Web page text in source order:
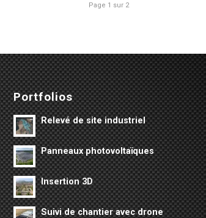
Page 1 sur 2
Portfolios
Relevé de site industriel
Panneaux photovoltaïques
Insertion 3D
Suivi de chantier avec drone